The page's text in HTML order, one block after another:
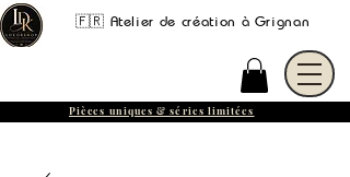
🇫🇷 Atelier de création à Grignan
Pièces uniques & séries limitées